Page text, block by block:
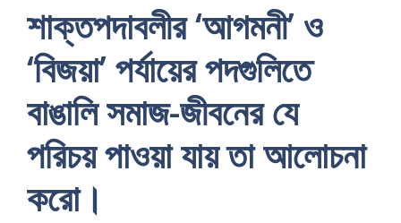
শাক্তপদাবলীর ‘আগমনী’ ও
‘বিজয়া’ পর্যায়ের পদগুলিতে
বাঙালি সমাজ-জীবনের‌ যে
পরিচয় পাওয়া যায় তা আলোচনা
করো।